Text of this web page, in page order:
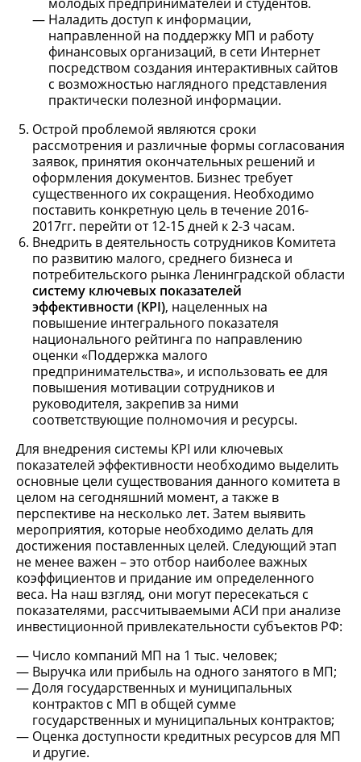
Наладить доступ к информации,
направленной на поддержку МП и работу
финансовых организаций, в сети Интернет
посредством создания интерактивных сайтов
с возможностью наглядного представления
практически полезной информации.
Острой проблемой являются сроки
рассмотрения и различные формы согласования
заявок, принятия окончательных решений и
оформления документов. Бизнес требует
существенного их сокращения. Необходимо
поставить конкретную цель в течение 2016-
2017гг. перейти от 12-15 дней к 2-3 часам.
Внедрить в деятельность сотрудников Комитета
по развитию малого, среднего бизнеса и
потребительского рынка Ленинградской области
систему ключевых показателей
эффективности (KPI), нацеленных на
повышение интегрального показателя
национального рейтинга по направлению
оценки «Поддержка малого
предпринимательства», и использовать ее для
повышения мотивации сотрудников и
руководителя, закрепив за ними
соответствующие полномочия и ресурсы.
Для внедрения системы KPI или ключевых
показателей эффективности необходимо выделить
основные цели существования данного комитета в
целом на сегодняшний момент, а также в
перспективе на несколько лет. Затем выявить
мероприятия, которые необходимо делать для
достижения поставленных целей. Следующий этап
не менее важен – это отбор наиболее важных
коэффициентов и придание им определенного
веса. На наш взгляд, они могут пересекаться с
показателями, рассчитываемыми АСИ при анализе
инвестиционной привлекательности субъектов РФ:
Число компаний МП на 1 тыс. человек;
Выручка или прибыль на одного занятого в МП;
Доля государственных и муниципальных
контрактов с МП в общей сумме
государственных и муниципальных контрактов;
Оценка доступности кредитных ресурсов для МП
и другие.